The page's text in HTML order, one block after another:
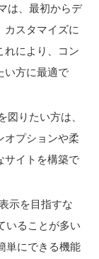
は、最初からデ
カスタマイズに
れにより、コン
い方に最適で
図りたい方は、
オプションや柔
サイトを構築で
示を目指すな
いることが多い
単にできる機能